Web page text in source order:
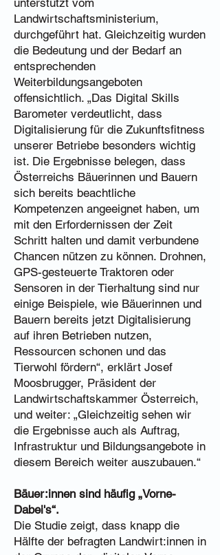
unterstützt vom
Landwirtschaftsministerium,
durchgeführt hat. Gleichzeitig wurden
die Bedeutung und der Bedarf an
entsprechenden
Weiterbildungsangeboten
offensichtlich. „Das Digital Skills
Barometer verdeutlicht, dass
Digitalisierung für die Zukunftsfitness
unserer Betriebe besonders wichtig
ist. Die Ergebnisse belegen, dass
Österreichs Bäuerinnen und Bauern
sich bereits beachtliche
Kompetenzen angeeignet haben, um
mit den Erfordernissen der Zeit
Schritt halten und damit verbundene
Chancen nützen zu können. Drohnen,
GPS-gesteuerte Traktoren oder
Sensoren in der Tierhaltung sind nur
einige Beispiele, wie Bäuerinnen und
Bauern bereits jetzt Digitalisierung
auf ihren Betrieben nutzen,
Ressourcen schonen und das
Tierwohl fördern“, erklärt Josef
Moosbrugger, Präsident der
Landwirtschaftskammer Österreich,
und weiter: „Gleichzeitig sehen wir
die Ergebnisse auch als Auftrag,
Infrastruktur und Bildungsangebote in
diesem Bereich weiter auszubauen.“
Bäuer:innen sind häufig „Vorne-
Dabei's“.
Die Studie zeigt, dass knapp die
Hälfte der befragten Landwirt:innen in